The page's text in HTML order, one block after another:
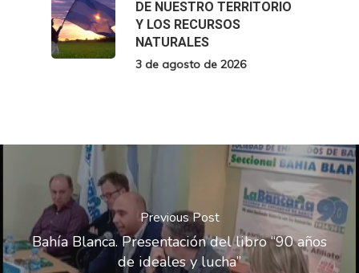
DE NUESTRO TERRITORIO
Y LOS RECURSOS
NATURALES
3 de agosto de 2026
Previous Post
Bahía Blanca. Presentación del libro “90 años
de ideales y lucha”